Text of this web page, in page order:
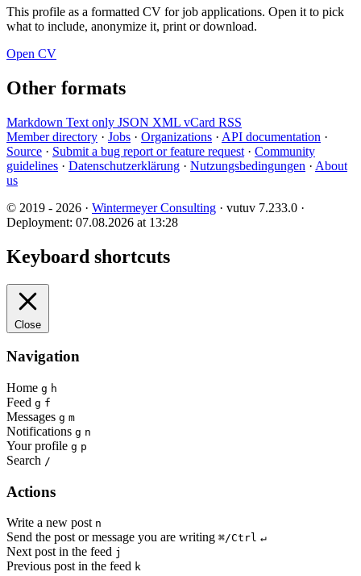
This profile as a formatted CV for job applications. Open it to pick
what to include, anonymize it, print or download.
Open CV
Other formats
Markdown Text only JSON XML vCard RSS
Member directory · Jobs · Organizations · API documentation ·
Source · Submit a bug report or feature request · Community
guidelines · Datenschutzerklärung · Nutzungsbedingungen · About
us
© 2019 - 2026 · Wintermeyer Consulting · vutuv 7.233.0 ·
Deployment: 07.08.2026 at 13:28
Keyboard shortcuts
Close
Navigation
Home g h
Feed g f
Messages g m
Notifications g n
Your profile g p
Search /
Actions
Write a new post n
Send the post or message you are writing ⌘/Ctrl ↵
Next post in the feed j
Previous post in the feed k